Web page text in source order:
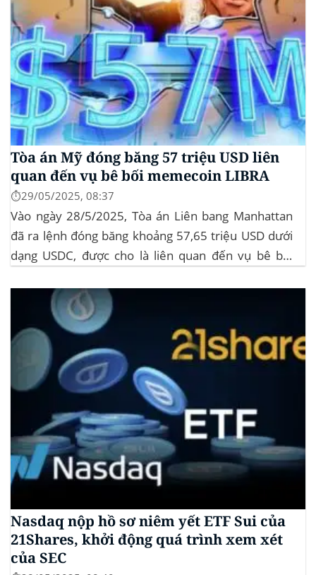
Tòa án Mỹ đóng băng 57 triệu USD liên
quan đến vụ bê bối memecoin LIBRA
⏱️29/05/2025, 08:37
Vào ngày 28/5/2025, Tòa án Liên bang Manhattan
đã ra lệnh đóng băng khoảng 57,65 triệu USD dưới
dạng USDC, được cho là liên quan đến vụ bê bối
tập thể do Burwick Law đại diện, cáo buộc các công
Nasdaq nộp hồ sơ niêm yết ETF Sui của
21Shares, khởi động quá trình xem xét
của SEC